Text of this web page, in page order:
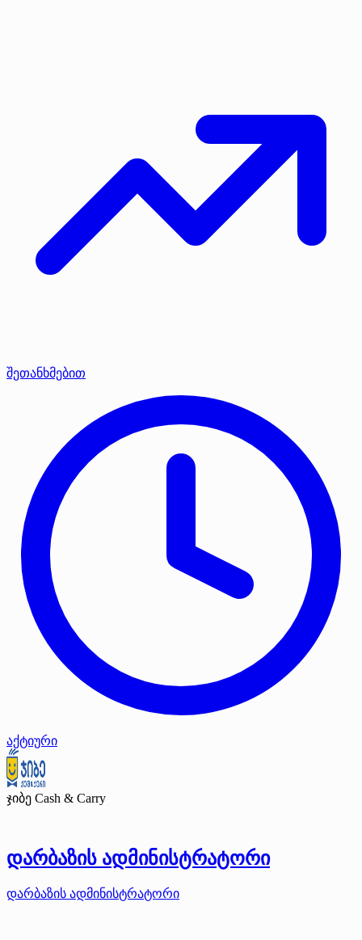
შეთანხმებით
აქტიური
ჯიბე Cash & Carry
დარბაზის ადმინისტრატორი
დარბაზის ადმინისტრატორი